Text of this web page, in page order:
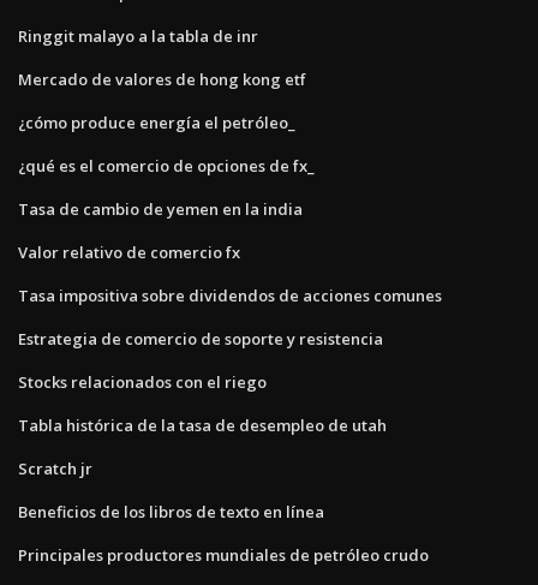
Ringgit malayo a la tabla de inr
Mercado de valores de hong kong etf
¿cómo produce energía el petróleo_
¿qué es el comercio de opciones de fx_
Tasa de cambio de yemen en la india
Valor relativo de comercio fx
Tasa impositiva sobre dividendos de acciones comunes
Estrategia de comercio de soporte y resistencia
Stocks relacionados con el riego
Tabla histórica de la tasa de desempleo de utah
Scratch jr
Beneficios de los libros de texto en línea
Principales productores mundiales de petróleo crudo